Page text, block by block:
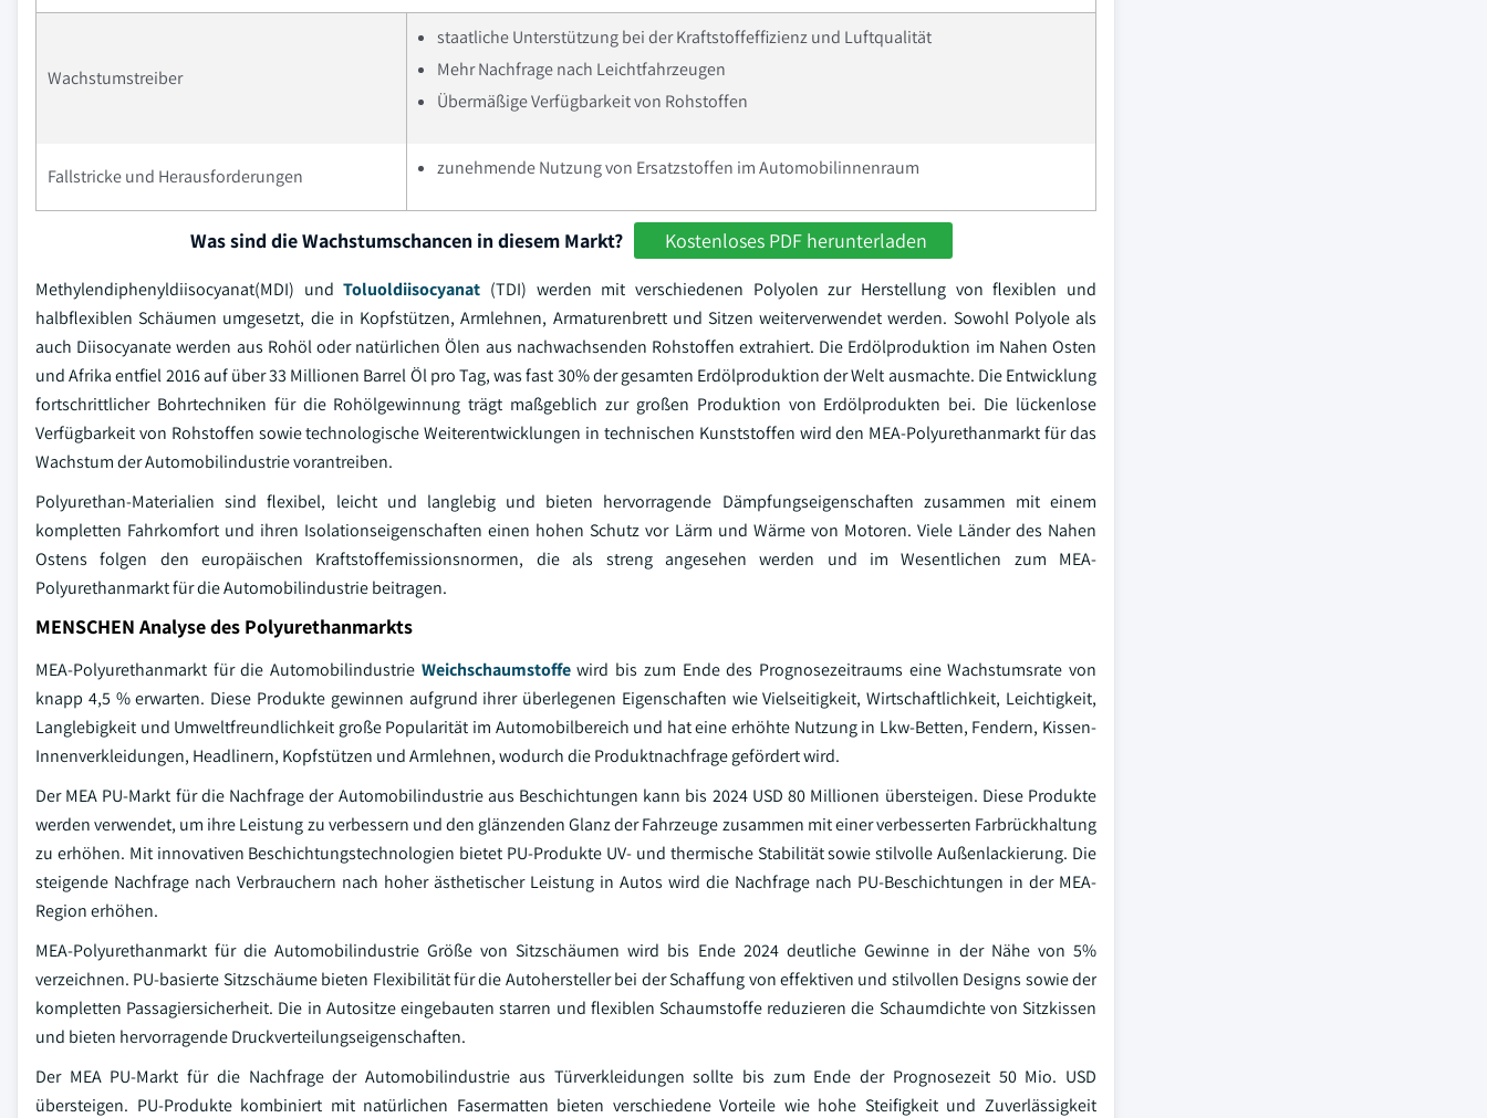
Wachstumstreiber
staatliche Unterstützung bei der Kraftstoffeffizienz und Luftqualität
Mehr Nachfrage nach Leichtfahrzeugen
Übermäßige Verfügbarkeit von Rohstoffen
Fallstricke und Herausforderungen zunehmende Nutzung von Ersatzstoffen im Automobilinnenraum
Was sind die Wachstumschancen in diesem Markt? Kostenloses PDF herunterladen
Methylendiphenyldiisocyanat(MDI) undToluoldiisocyanat (TDI) werden mit verschiedenen Polyolen zur Herstellung von flexiblen und
halbflexiblen Schäumen umgesetzt, die in Kopfstützen, Armlehnen, Armaturenbrett und Sitzen weiterverwendet werden. Sowohl Polyole als
auch Diisocyanate werden aus Rohöl oder natürlichen Ölen aus nachwachsenden Rohstoffen extrahiert. Die Erdölproduktion im Nahen Osten
und Afrika entfiel 2016 auf über 33 Millionen Barrel Öl pro Tag, was fast 30% der gesamten Erdölproduktion der Welt ausmachte. Die Entwicklung
fortschrittlicher Bohrtechniken für die Rohölgewinnung trägt maßgeblich zur großen Produktion von Erdölprodukten bei. Die lückenlose
Verfügbarkeit von Rohstoffen sowie technologische Weiterentwicklungen in technischen Kunststoffen wird den MEA-Polyurethanmarkt für das
Wachstum der Automobilindustrie vorantreiben.
Polyurethan-Materialien sind flexibel, leicht und langlebig und bieten hervorragende Dämpfungseigenschaften zusammen mit einem
kompletten Fahrkomfort und ihren Isolationseigenschaften einen hohen Schutz vor Lärm und Wärme von Motoren. Viele Länder des Nahen
Ostens folgen den europäischen Kraftstoffemissionsnormen, die als streng angesehen werden und im Wesentlichen zum MEA-
Polyurethanmarkt für die Automobilindustrie beitragen.
MENSCHEN Analyse des Polyurethanmarkts
MEA-Polyurethanmarkt für die Automobilindustrie Weichschaumstoffewird bis zum Ende des Prognosezeitraums eine Wachstumsrate von
knapp 4,5 % erwarten. Diese Produkte gewinnen aufgrund ihrer überlegenen Eigenschaften wie Vielseitigkeit, Wirtschaftlichkeit, Leichtigkeit,
Langlebigkeit und Umweltfreundlichkeit große Popularität im Automobilbereich und hat eine erhöhte Nutzung in Lkw-Betten, Fendern, Kissen-
Innenverkleidungen, Headlinern, Kopfstützen und Armlehnen, wodurch die Produktnachfrage gefördert wird.
Der MEA PU-Markt für die Nachfrage der Automobilindustrie aus Beschichtungen kann bis 2024 USD 80 Millionen übersteigen. Diese Produkte
werden verwendet, um ihre Leistung zu verbessern und den glänzenden Glanz der Fahrzeuge zusammen mit einer verbesserten Farbrückhaltung
zu erhöhen. Mit innovativen Beschichtungstechnologien bietet PU-Produkte UV- und thermische Stabilität sowie stilvolle Außenlackierung. Die
steigende Nachfrage nach Verbrauchern nach hoher ästhetischer Leistung in Autos wird die Nachfrage nach PU-Beschichtungen in der MEA-
Region erhöhen.
MEA-Polyurethanmarkt für die Automobilindustrie Größe von Sitzschäumen wird bis Ende 2024 deutliche Gewinne in der Nähe von 5%
verzeichnen. PU-basierte Sitzschäume bieten Flexibilität für die Autohersteller bei der Schaffung von effektiven und stilvollen Designs sowie der
kompletten Passagiersicherheit. Die in Autositze eingebauten starren und flexiblen Schaumstoffe reduzieren die Schaumdichte von Sitzkissen
und bieten hervorragende Druckverteilungseigenschaften.
Der MEA PU-Markt für die Nachfrage der Automobilindustrie aus Türverkleidungen sollte bis zum Ende der Prognosezeit 50 Mio. USD
übersteigen. PU-Produkte kombiniert mit natürlichen Fasermatten bieten verschiedene Vorteile wie hohe Steifigkeit und Zuverlässigkeit